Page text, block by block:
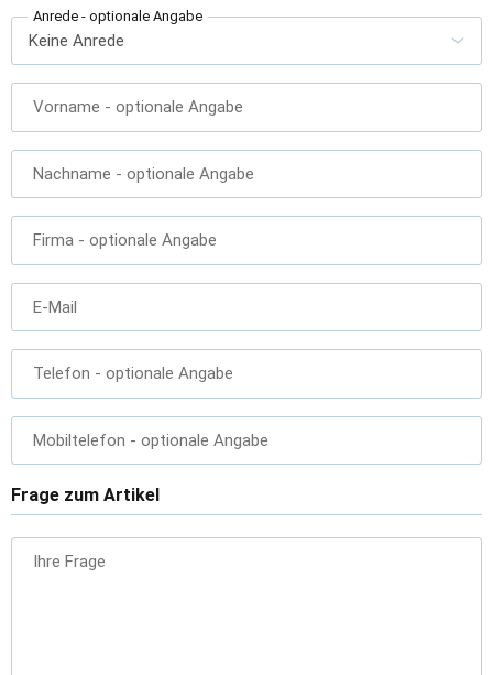
Anrede - optionale Angabe
Vorname - optionale Angabe
Nachname - optionale Angabe
Firma - optionale Angabe
E-Mail
Telefon - optionale Angabe
Mobiltelefon - optionale Angabe
Frage zum Artikel
Ihre Frage